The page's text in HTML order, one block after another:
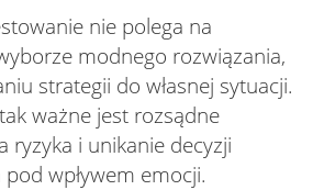
nie polega na
modnego rozwiązania,
strategii do własnej sytuacji.
ważne jest rozsądne
ryzyka i unikanie decyzji
wpływem emocji.